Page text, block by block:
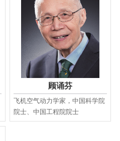
顾诵芬
飞机空气动力学家，中国科学院
院士、中国工程院院士